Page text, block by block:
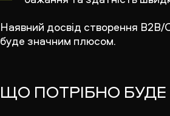
Наявний досвід створення
буде значним плюсом.
ЩО ПОТРІБНО